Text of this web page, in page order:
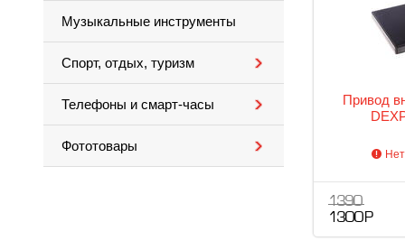
Музыкальные инструменты
Спорт, отдых, туризм
Телефоны и смарт-часы
Фототовары
Привод
1 390
1 300 Р